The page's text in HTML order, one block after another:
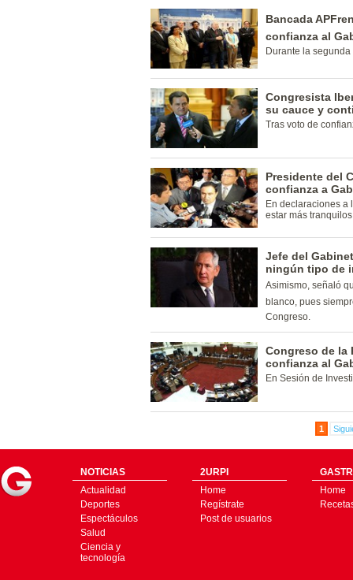
Bancada
confianza al
Durante la
Congresista
su cauce y
Tras voto de
Presidente del
confianza a
En declaraciones a
estar más
Jefe del
ningún tipo de
Asimismo, señaló
blanco, pues
Congreso.
Congreso de la
confianza al
En Sesión de
1
NOTICIAS
Actualidad
Deportes
Espectáculos
Salud
Ciencia y
tecnología
2URPI
Home
Regístrate
Post de usuarios
Home